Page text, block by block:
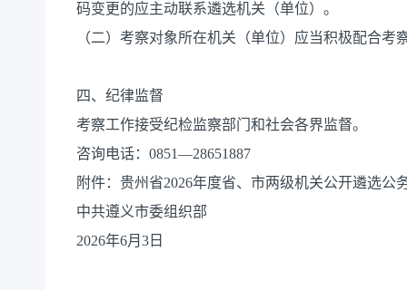
码变更的应主动联系遴选机关（单位）。
（二）考察对象所在机关（单位）应当积极配合
四、纪律监督
考察工作接受纪检监察部门和社会各界监督。
咨询电话：0851—28651887
附件：贵州省2026年度省、市两级机关公开遴选
中共遵义市委组织部
2026年6月3日